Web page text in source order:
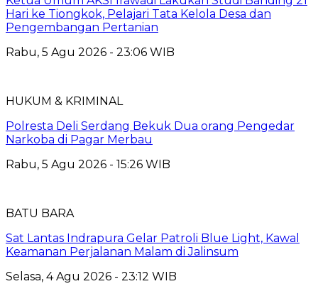
Hari ke Tiongkok, Pelajari Tata Kelola Desa dan
Pengembangan Pertanian
Rabu, 5 Agu 2026 - 23:06 WIB
HUKUM & KRIMINAL
Polresta Deli Serdang Bekuk Dua orang Pengedar
Narkoba di Pagar Merbau
Rabu, 5 Agu 2026 - 15:26 WIB
BATU BARA
Sat Lantas Indrapura Gelar Patroli Blue Light, Kawal
Keamanan Perjalanan Malam di Jalinsum
Selasa, 4 Agu 2026 - 23:12 WIB